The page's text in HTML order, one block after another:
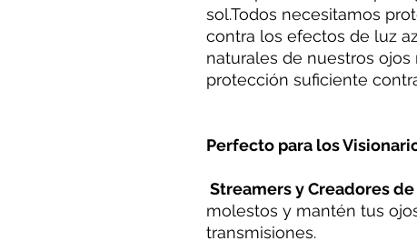
sol.Todos necesitamos
contra los efectos de luz
naturales de nuestros
protección suficiente
Perfecto para los
Streamers y Creadores
molestos y mantén tus
transmisiones.